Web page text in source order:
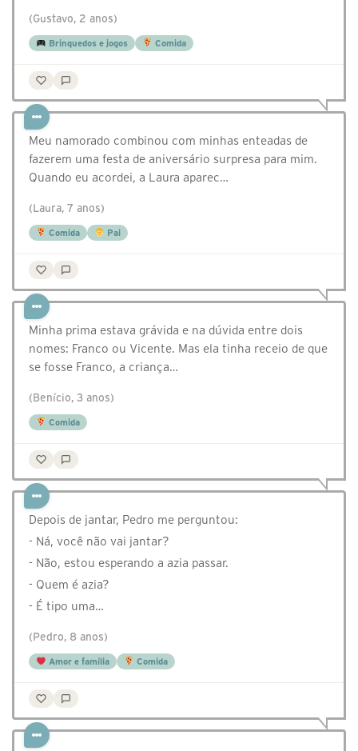
(Gustavo, 2 anos)
Brinquedos e jogos Comida
Meu namorado combinou com minhas enteadas de
fazerem uma festa de aniversário surpresa para mim.
Quando eu acordei, a Laura aparec…
(Laura, 7 anos)
Comida Pai
Minha prima estava grávida e na dúvida entre dois
nomes: Franco ou Vicente. Mas ela tinha receio de que
se fosse Franco, a criança…
(Benício, 3 anos)
Comida
Depois de jantar, Pedro me perguntou:
- Ná, você não vai jantar?
- Não, estou esperando a azia passar.
- Quem é azia?
- É tipo uma…
(Pedro, 8 anos)
Amor e família Comida